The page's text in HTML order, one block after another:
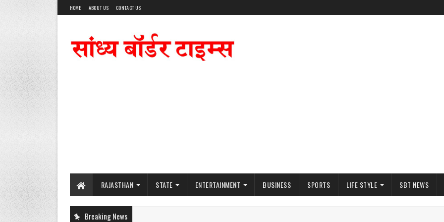
HOME ABOUT US CONTACT US
RAJASTHAN STATE ENTERTAINMENT BUSINESS SPORTS LIFE STYLE SBT NEWS
Breaking News